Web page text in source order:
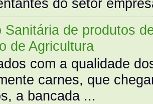
do setor
Sanitária de produtos
de Agricultura
com a qualidade
carnes, que
a bancada ...